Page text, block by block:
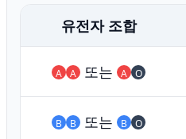
유전자 조합
A A 또는 A O
B B 또는 B O